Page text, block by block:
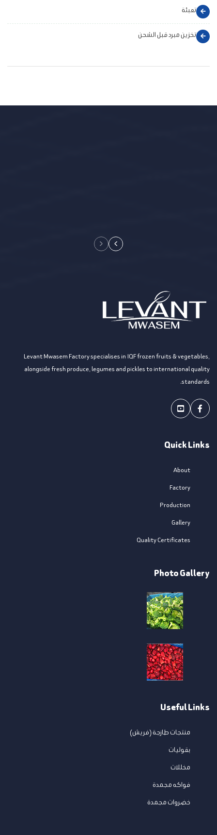
تعبئة
تخزين مبرد قبل الشحن
Levant Mwasem Factory specialises in IQF frozen fruits & vegetables,
alongside fresh produce, legumes and pickles to international quality
standards.
Facebook
Youtube
Quick Links
About
Factory
Production
Gallery
Quality Certificates
Photo Gallery
Useful Links
منتجات طازجة (فريش)
بقوليات
مخللات
فواكه مجمدة
خضروات مجمدة